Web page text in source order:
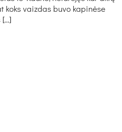
koks vaizdas buvo kapinėse
[…]